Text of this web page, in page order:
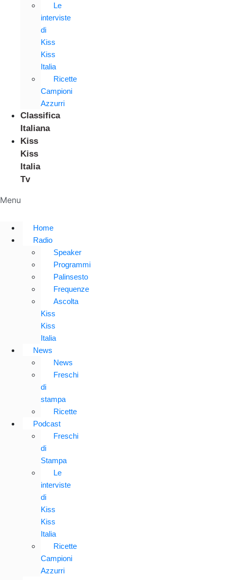
Le
interviste
di
Kiss
Kiss
Italia
Ricette
Campioni
Azzurri
Classifica
Italiana
Kiss
Kiss
Italia
Tv
Menu
Home
Radio
Speaker
Programmi
Palinsesto
Frequenze
Ascolta
Kiss
Kiss
Italia
News
News
Freschi
di
stampa
Ricette
Podcast
Freschi
di
Stampa
Le
interviste
di
Kiss
Kiss
Italia
Ricette
Campioni
Azzurri